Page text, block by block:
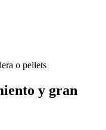
o pellets
y gran